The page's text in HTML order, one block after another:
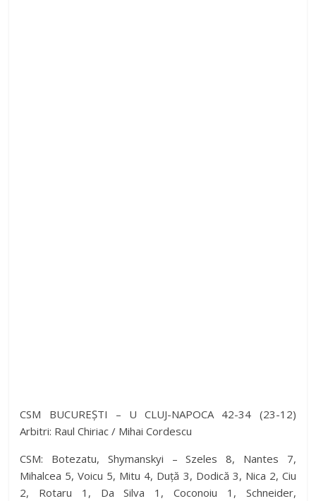
CSM BUCUREȘTI – U CLUJ-NAPOCA 42-34 (23-12)
Arbitri: Raul Chiriac / Mihai Cordescu
CSM: Botezatu, Shymanskyi – Szeles 8, Nantes 7,
Mihalcea 5, Voicu 5, Mitu 4, Duță 3, Dodică 3, Nica 2, Ciu
2, Rotaru 1, Da Silva 1, Coconoiu 1, Schneider,